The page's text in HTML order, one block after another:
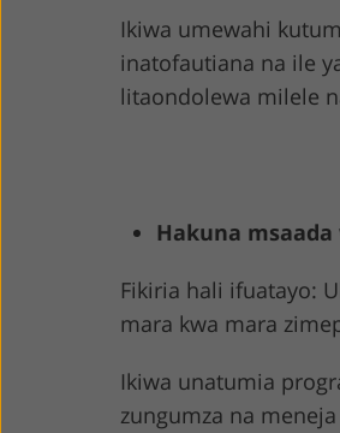
Ikiwa umewahi
inatofautiana na ile
litaondolewa milele
Hakuna
Fikiria hali ifuatayo:
mara kwa mara
Ikiwa unatumia
zungumza na